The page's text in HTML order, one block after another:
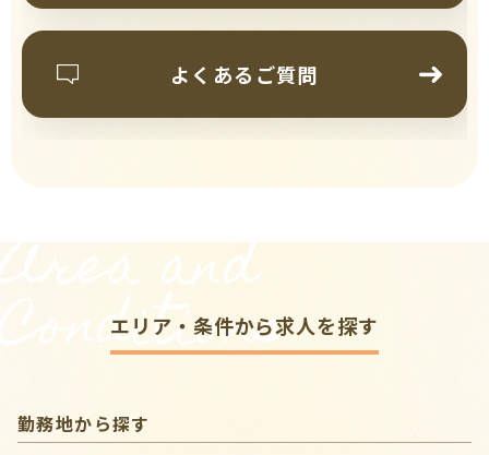
よくあるご質問
Area and
Conditions
エリア・条件から求人を探す
勤務地から探す